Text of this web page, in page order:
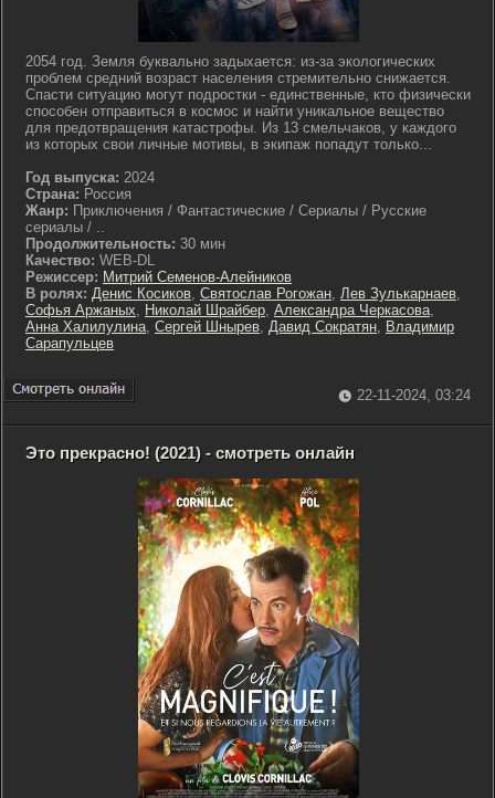
2054 год. Земля буквально задыхается: из-за экологических
проблем средний возраст населения стремительно снижается.
Спасти ситуацию могут подростки - единственные, кто физически
способен отправиться в космос и найти уникальное вещество
для предотвращения катастрофы. Из 13 смельчаков, у каждого
из которых свои личные мотивы, в экипаж попадут только...
Год выпуска: 2024
Страна: Россия
Жанр: Приключения / Фантастические / Сериалы / Русские
сериалы / ..
Продолжительность: 30 мин
Качество: WEB-DL
Режиссер: Митрий Семенов-Алейников
В ролях: Денис Косиков, Святослав Рогожан, Лев Зулькарнаев,
Софья Аржаных, Николай Шрайбер, Александра Черкасова,
Анна Халилулина, Сергей Шнырев, Давид Сократян, Владимир
Сарапульцев
22-11-2024, 03:24
Это прекрасно! (2021) - смотреть онлайн